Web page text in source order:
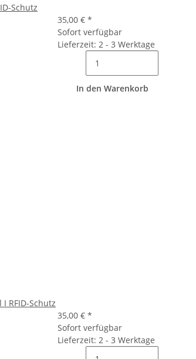
Schutz
35,00 € *
Sofort verfügbar
Lieferzeit: 2 - 3 Werktage
In den Warenkorb
RFID-Schutz
35,00 € *
Sofort verfügbar
Lieferzeit: 2 - 3 Werktage